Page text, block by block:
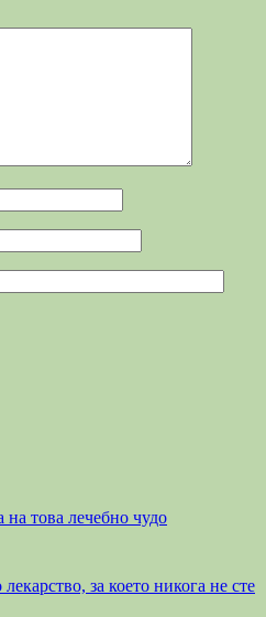
това лечебно чудо
за което никога не сте